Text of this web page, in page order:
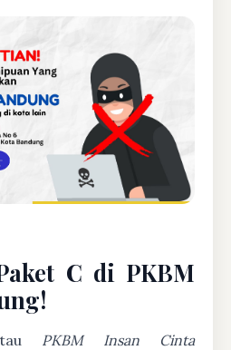
C di PKBM
PKBM Insan Cinta